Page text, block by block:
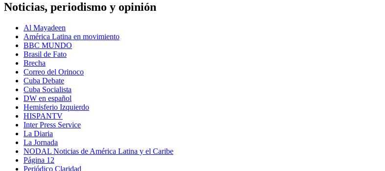
Noticias, periodismo y opinión
Al Mayadeen
América Latina en movimiento
BBC MUNDO
Brasil de Fato
Brecha
Correo del Orinoco
Cuba Debate
Cuba Socialista
DW en español
Hemisferio Izquierdo
HISPANTV
Inter Press Service
La Diaria
La Jornada
NODAL Noticias de América Latina y el Caribe
Página 12
Periódico Claridad